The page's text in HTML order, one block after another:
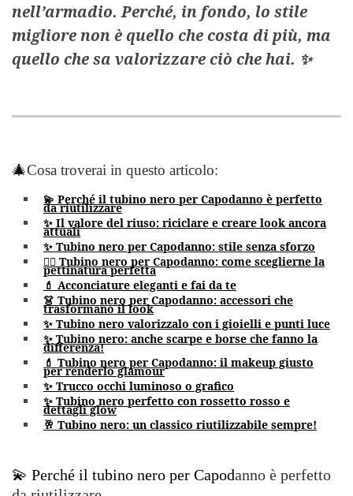
nell’armadio. Perché, in fondo, lo stile
migliore non è quello che costa di più, ma
quello che sa valorizzare ciò che hai. ✨
🎄Cosa troverai in questo articolo:
💫 Perché il tubino nero per Capodanno è perfetto
da riutilizzare
✨ Il valore del riuso: riciclare e creare look ancora
attuali
✨ Tubino nero per Capodanno: stile senza sforzo
💇‍♀️ Tubino nero per Capodanno: come sceglierne la
pettinatura perfetta
💄 Acconciature eleganti e fai da te
👗 Tubino nero per Capodanno: accessori che
trasformano il look
✨ Tubino nero valorizzalo con i gioielli e punti luce
✨ Tubino nero: anche scarpe e borse che fanno la
differenza!
💄 Tubino nero per Capodanno: il makeup giusto
per renderlo glamour
✨ Trucco occhi luminoso o grafico
✨ Tubino nero perfetto con rossetto rosso e
dettagli glow
🥂 Tubino nero: un classico riutilizzabile sempre!
💫 Perché il tubino nero per Capodanno è perfetto